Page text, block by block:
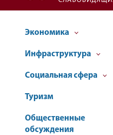
Экономика
Инфраструктура
Социальная сфера
Туризм
Общественные
обсуждения